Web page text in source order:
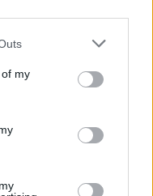
one or more Google
You may click to
its third-party tags to
in below Google
my